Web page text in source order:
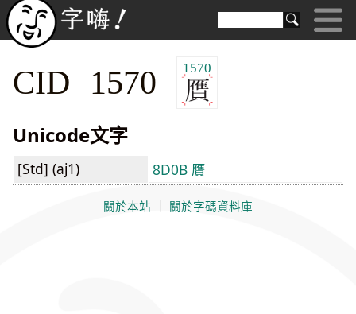
CID 1570 1570
Unicode文字
[Std] (aj1) 8D0B 贋
關於本站 關於字碼資料庫